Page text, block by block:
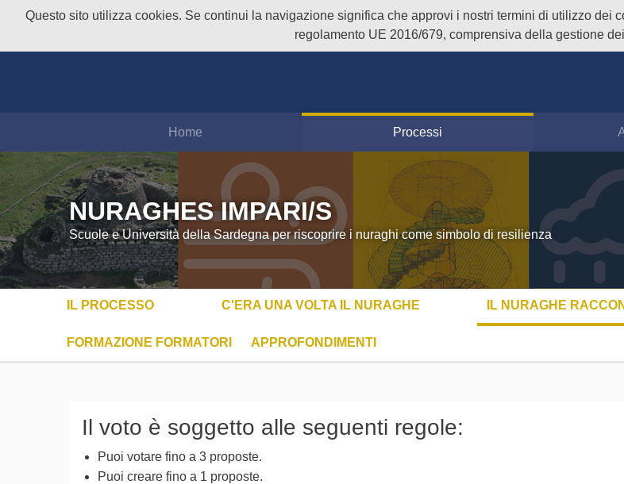
Questo sito utilizza cookies. Se continui la navigazione significa che approvi i nostri termini di utilizzo dei
regolamento UE 2016/679, comprensiva della gestione
Home Processi
NURAGHES IMPARI/S
Scuole e Università della Sardegna per riscoprire i nuraghi come simbolo di resilienza
IL PROCESSO C'ERA UNA VOLTA IL NURAGHE IL NURAGHE
FORMAZIONE FORMATORI APPROFONDIMENTI
Il voto è soggetto alle seguenti regole:
Puoi votare fino a 3 proposte.
Puoi creare fino a 1 proposte.